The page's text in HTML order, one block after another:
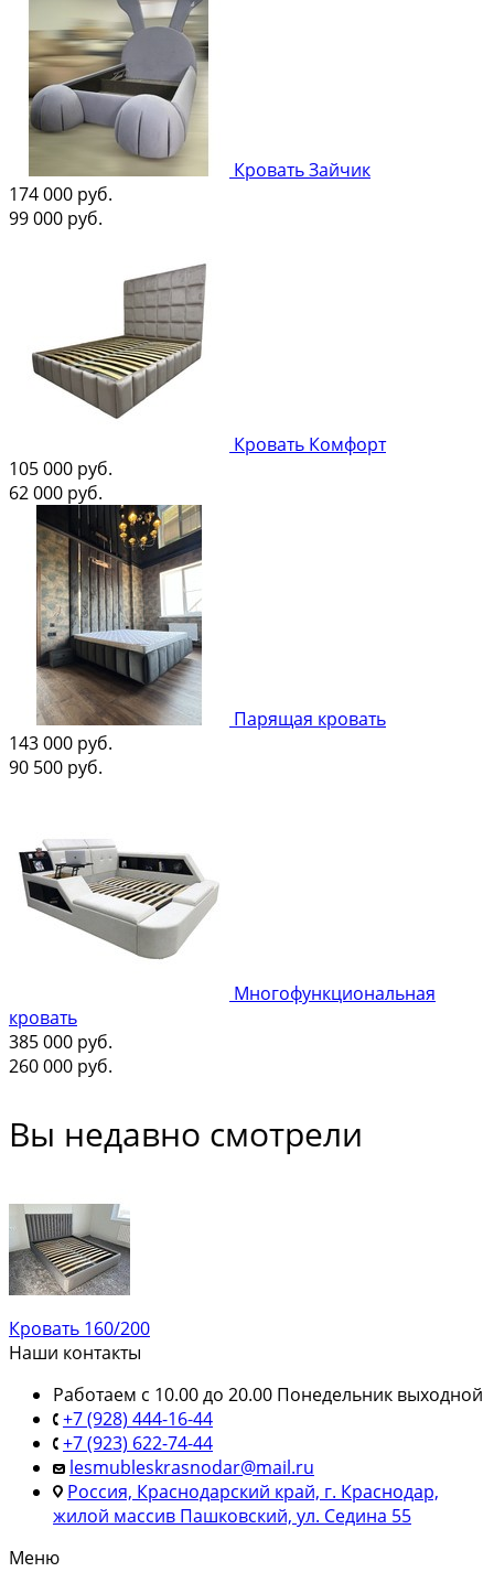
Кровать Зайчик
174 000 руб.
99 000 руб.
Кровать Комфорт
105 000 руб.
62 000 руб.
Парящая кровать
143 000 руб.
90 500 руб.
Многофункциональная
кровать
385 000 руб.
260 000 руб.
Вы недавно смотрели
Кровать 160/200
Наши контакты
Работаем с 10.00 до 20.00 Понедельник выходной
+7 (928) 444-16-44
+7 (923) 622-74-44
lesmubleskrasnodar@mail.ru
Россия, Краснодарский край, г. Краснодар,
жилой массив Пашковский, ул. Седина 55
Меню